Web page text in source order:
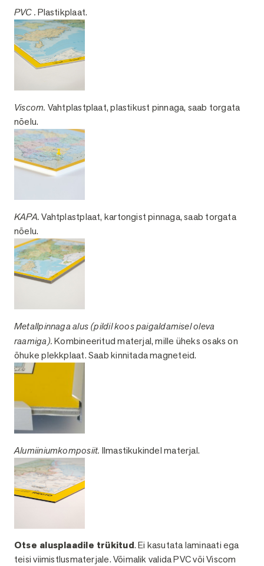
PVC .Plastikplaat.
Viscom. Vahtplastplaat, plastikust pinnaga, saab torgata
nõelu.
KAPA.Vahtplastplaat, kartongist pinnaga, saab torgata
nõelu.
Metallpinnaga alus (pildil koos paigaldamisel oleva
raamiga).Kombineeritud materjal, mille üheks osaks on
õhuke plekkplaat. Saab kinnitada magneteid.
Alumiiniumkomposiit. Ilmastikukindel materjal.
Otse alusplaadile trükitud. Ei kasutata laminaati ega
teisi viimistlusmaterjale. Võimalik valida PVC või Viscom